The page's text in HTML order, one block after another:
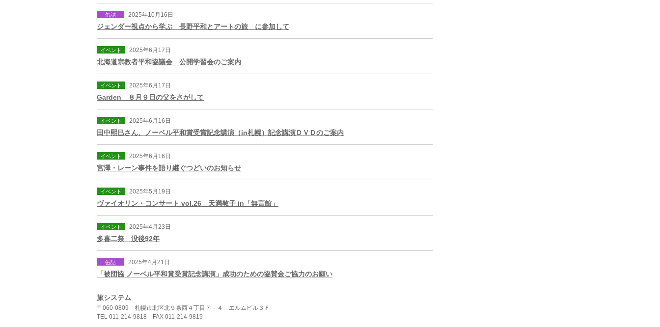
缶詰 2025年10月16日
ジェンダー視点から学ぶ 長野平和とアートの旅 に参加して
イベント 2025年6月17日
北海道宗教者平和協議会 公開学習会のご案内
イベント 2025年6月17日
Garden ８月９日の父をさがして
イベント 2025年6月16日
田中熙巳さん、ノーベル平和賞受賞記念講演（in札幌）記念講演ＤＶＤのご案内
イベント 2025年6月16日
宮澤・レーン事件を語り継ぐつどいのお知らせ
イベント 2025年5月19日
ヴァイオリン・コンサート vol.26 天満敦子 in「無言館」
イベント 2025年4月23日
多喜二祭 没後92年
缶詰 2025年4月21日
「被団協 ノーベル平和賞受賞記念講演」成功のための協賛金ご協力のお願い
缶詰 2025年3月27日
14年目の福島の旅から学んだこと
旅システム
〒060-0809 札幌市北区北９条西４丁目７－４ エルムビル３Ｆ
TEL 011-214-9818 FAX 011-214-9819